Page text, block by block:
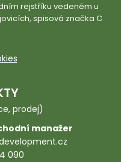
rejstříku vedeném u
spisová značka C
prodej)
manažer
090